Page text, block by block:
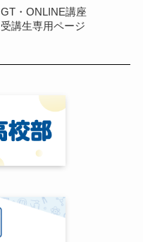
GT・ONLINE講座
受講生専用ページ